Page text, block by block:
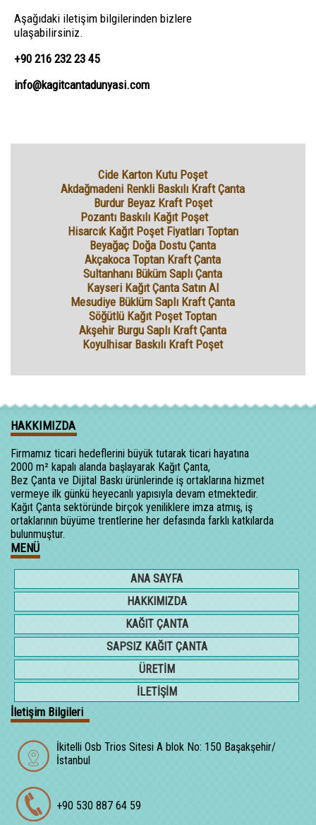
Aşağıdaki iletişim bilgilerinden bizlere
ulaşabilirsiniz.
+90 216 232 23 45
info@kagitcantadunyasi.com
Cide Karton Kutu Poşet
Akdağmadeni Renkli Baskılı Kraft Çanta
Burdur Beyaz Kraft Poşet
Pozantı Baskılı Kağıt Poşet
Hisarcık Kağıt Poşet Fiyatları Toptan
Beyağaç Doğa Dostu Çanta
Akçakoca Toptan Kraft Çanta
Sultanhanı Büküm Saplı Çanta
Kayseri Kağıt Çanta Satın Al
Mesudiye Büklüm Saplı Kraft Çanta
Söğütlü Kağıt Poşet Toptan
Akşehir Burgu Saplı Kraft Çanta
Koyulhisar Baskılı Kraft Poşet
HAKKIMIZDA
Firmamız ticari hedeflerini büyük tutarak ticari hayatına
2000 m² kapalı alanda başlayarak Kağıt Çanta,
Bez Çanta ve Dijital Baskı ürünlerinde iş ortaklarına hizmet
vermeye ilk günkü heyecanlı yapısıyla devam etmektedir.
Kağıt Çanta sektöründe birçok yeniliklere imza atmış, iş
ortaklarının büyüme trentlerine her defasında farklı katkılarda
bulunmuştur.
MENÜ
ANA SAYFA
HAKKIMIZDA
KAĞIT ÇANTA
SAPSIZ KAĞIT ÇANTA
ÜRETİM
İLETİŞİM
İletişim Bilgileri
İkitelli Osb Trios Sitesi A blok No: 150 Başakşehir/
İstanbul
+90 530 887 64 59